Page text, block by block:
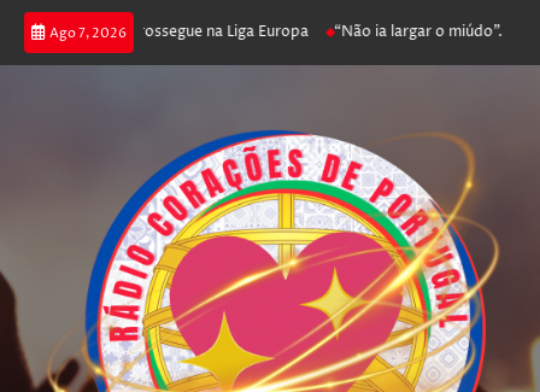
Ago 7, 2026
joga poker e prossegue na Liga Europa “Não ia largar o miúdo”.